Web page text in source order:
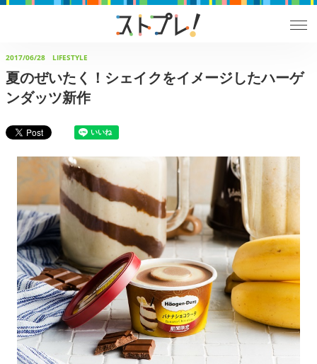
2017/06/28 LIFESTYLE
夏のぜいたく！シェイクをイメージしたハーゲ
ンダッツ新作